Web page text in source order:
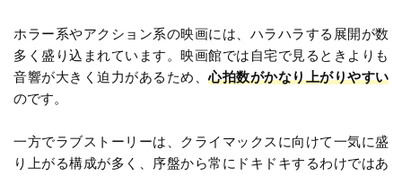
ホラー系やアクション系の映画には、ハラハラする展開が数
多く盛り込まれています。映画館では自宅で見るときよりも
音響が大きく迫力があるため、心拍数がかなり上がりやすい
のです。
一方でラブストーリーは、クライマックスに向けて一気に盛
り上がる構成が多く、序盤から常にドキドキするわけではあ